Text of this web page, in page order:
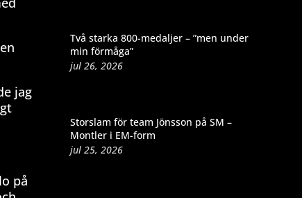
jag
på
Två starka 800-medaljer – ”men under
min förmåga”
jul 26, 2026
Storslam för team Jönsson på SM –
Montler i EM-form
jul 25, 2026